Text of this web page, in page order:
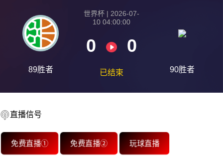
89胜者
世界杯 | 2026-07-
10 04:00:00
0 0
已结束 90胜者
直播信号
免费直播① 免费直播② 玩球直播
2026-08-15 【世界杯】 89胜者VS90胜者